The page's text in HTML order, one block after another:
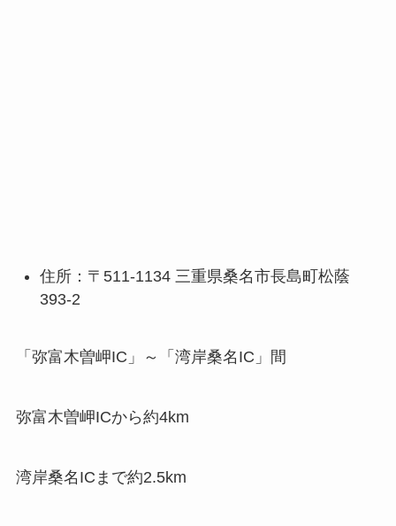
住所：〒511-1134 三重県桑名市長島町松蔭
393-2
「弥富木曽岬IC」～「湾岸桑名IC」間
弥富木曽岬ICから約4km
湾岸桑名ICまで約2.5km